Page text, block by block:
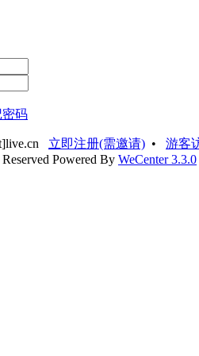
码
立即注册(需邀请) • 游客
Powered By WeCenter 3.3.0